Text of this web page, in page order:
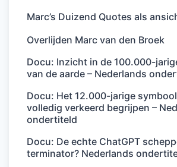
Marc’s Duizend Quotes als
Overlijden Marc van den Broek
Docu: Inzicht in de 100.000-
van de aarde – Nederlands
Docu: Het 12.000-jarige
volledig verkeerd begrijpen –
ondertiteld
Docu: De echte ChatGPT
terminator? Nederlands